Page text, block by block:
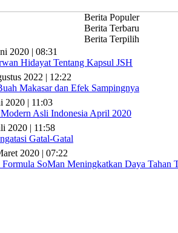
Berita Populer
Berita Terbaru
Berita Terpilih
2020 | 08:31
Hidayat Tentang Kapsul JSH
2022 | 12:22
Makasar dan Efek Sampingnya
2020 | 11:03
Asli Indonesia April 2020
2020 | 11:58
Gatal-Gatal
2020 | 07:22
SoMan Meningkatkan Daya Tahan